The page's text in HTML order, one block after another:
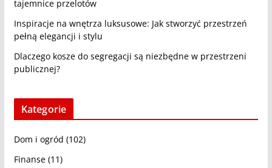
tajemnice przelotów
Inspiracje na wnętrza luksusowe: Jak stworzyć przestrzeń
pełną elegancji i stylu
Dlaczego kosze do segregacji są niezbędne w przestrzeni
publicznej?
Kategorie
Dom i ogród (102)
Finanse(11)